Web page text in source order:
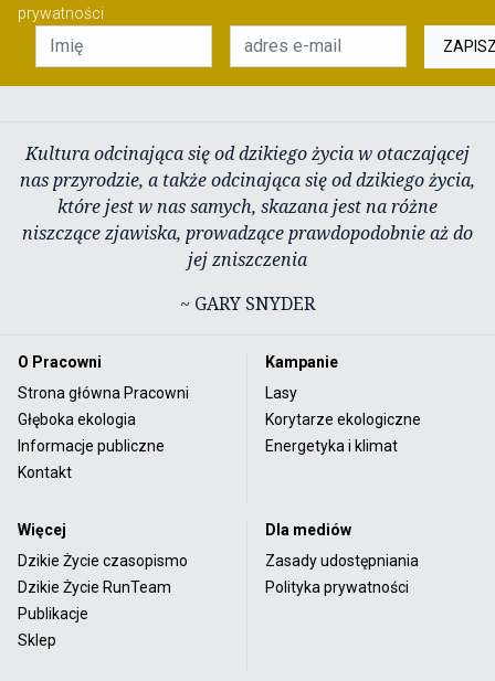
prywatności
Kultura odcinająca się od dzikiego życia w otaczającej
nas przyrodzie, a także odcinająca się od dzikiego życia,
które jest w nas samych, skazana jest na różne
niszczące zjawiska, prowadzące prawdopodobnie aż do
jej zniszczenia
~ GARY SNYDER
O Pracowni
Strona główna Pracowni
Głęboka ekologia
Informacje publiczne
Kontakt
Kampanie
Lasy
Korytarze ekologiczne
Energetyka i klimat
Więcej
Dzikie Życie czasopismo
Dzikie Życie RunTeam
Publikacje
Sklep
Dla mediów
Zasady udostępniania
Polityka prywatności